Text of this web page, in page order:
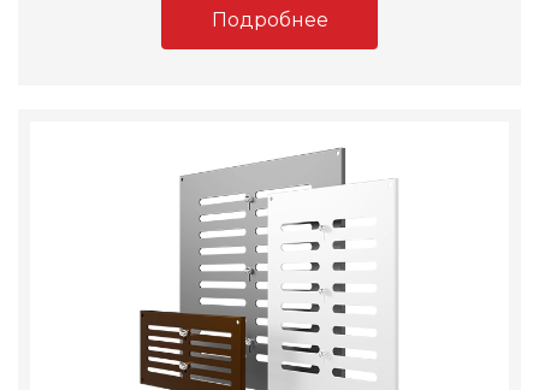
Подробнее